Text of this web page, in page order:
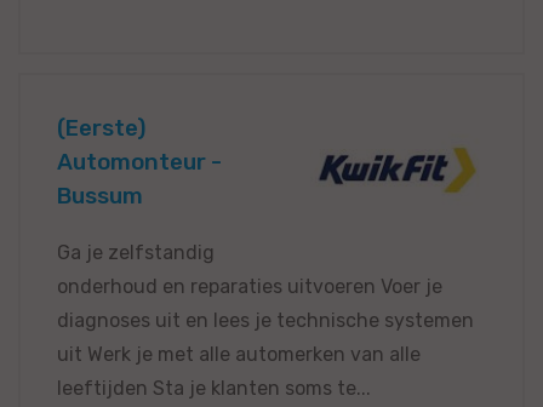
(Eerste)
Automonteur -
Bussum
Ga je zelfstandig
onderhoud en reparaties uitvoeren Voer je
diagnoses uit en lees je technische systemen
uit Werk je met alle automerken van alle
leeftijden Sta je klanten soms te...